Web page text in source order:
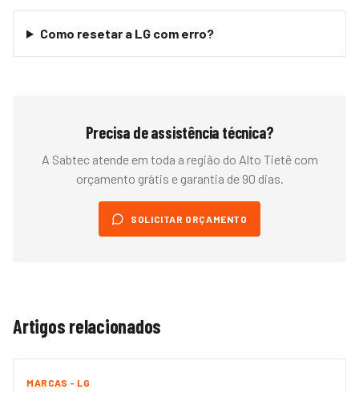
Como resetar a LG com erro?
Precisa de assistência técnica?
A Sabtec atende em toda a região do Alto Tietêcom
orçamento grátis e garantia de 90 dias.
SOLICITAR ORÇAMENTO
Artigos relacionados
MARCAS - LG